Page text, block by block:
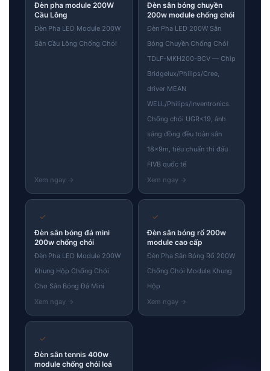
Đèn pha module 200W
Cầu Lông
Đèn Pha LED Module 200W
Sân Cầu Lông Chống Chói
Đèn sân bóng chuyền
200w module chống chói
Đèn Pha LED 200W Sân
Bóng Chuyền Chống Chói
TDLF-MKH200-BCV — Chip
Bridgelux/Philips/Cree,
driver MEAN
WELL/Philips/Inventronics.
Chống chói UGR<19, ánh
sáng đồng đều toàn sân
18×9m, tiêu chuẩn thi đấu
FIVB quốc tế
✓
Đèn sân bóng đá mini
200w chống chói
Đèn Pha LED Module 200W
Khung Hộp Chống Chói
Cho Sân Bóng Đá Mini
✓
Đèn sân bóng rổ 200w
module cao cấp
Đèn Pha Sân Bóng Rổ 200W
Chống Chói Module Khung
Hộp
✓
Đèn sân tennis 400w
module chống chói loá